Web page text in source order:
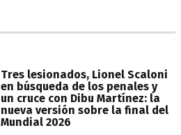
Tres lesionados, Lionel Scaloni
en búsqueda de los penales y
un cruce con Dibu Martínez: la
nueva versión sobre la final del
Mundial 2026